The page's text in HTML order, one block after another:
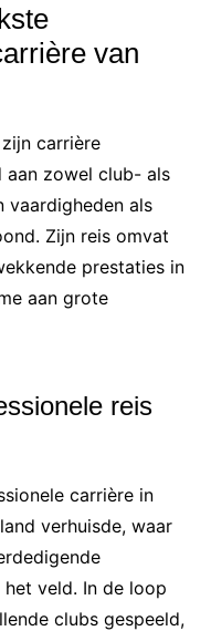
van
carrière
aan zowel club- als
vaardigheden als
Zijn reis omvat
prestaties in
aan grote
reis
carrière in
verhuisde, waar
veld. In de loop
clubs gespeeld,